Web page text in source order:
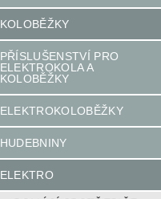
KOLOBĚŽKY
PŘÍSLUŠENSTVÍ PRO
ELEKTROKOLA A
KOLOBĚŽKY
ELEKTROKOLOBĚŽKY
HUDEBNINY
ELEKTRO